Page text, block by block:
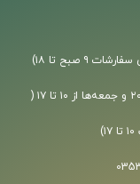
ارسال سفارشات یزد بجز روزهای تعطیل از ۱۰ تا ۲۰ و جمعه‌ها از ۱۰ تا ۱۷ (